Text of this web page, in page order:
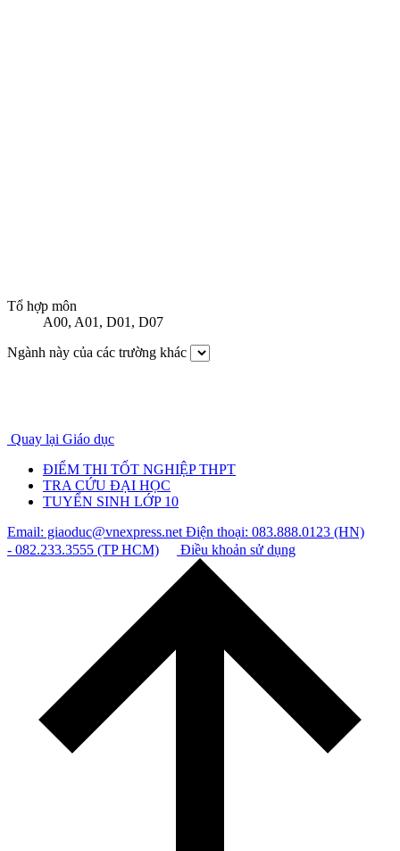
Tổ hợp môn
A00, A01, D01, D07
Ngành này của các trường khác
Quay lại Giáo dục
ĐIỂM THI TỐT NGHIỆP THPT
TRA CỨU ĐẠI HỌC
TUYỂN SINH LỚP 10
Email: giaoduc@vnexpress.netĐiện thoại: 083.888.0123 (HN)
- 082.233.3555 (TP HCM)
Điều khoản sử dụng